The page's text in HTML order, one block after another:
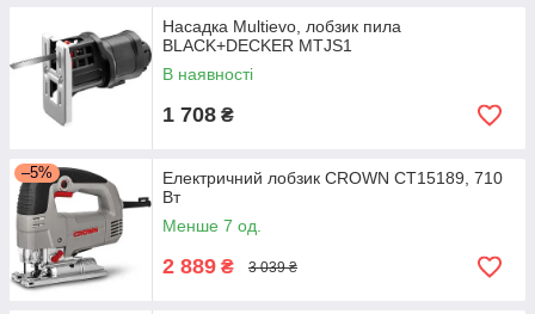
Насадка Multievo, лобзик пила
BLACK+DECKER MTJS1
В наявності
1 708 ₴
–5%
Електричний лобзик CROWN CT15189, 710
Вт
Менше 7 од.
2 889 ₴ 3 039 ₴